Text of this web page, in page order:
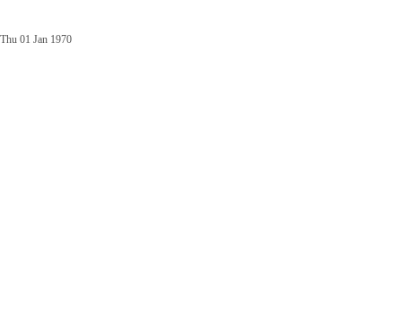
Thu 01 Jan 1970